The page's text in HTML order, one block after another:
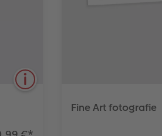
Fine Art fotografie